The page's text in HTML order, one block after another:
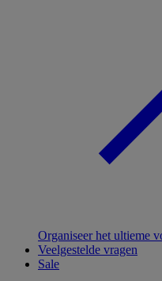
Organiseer het ultieme
Veelgestelde vragen
Sale